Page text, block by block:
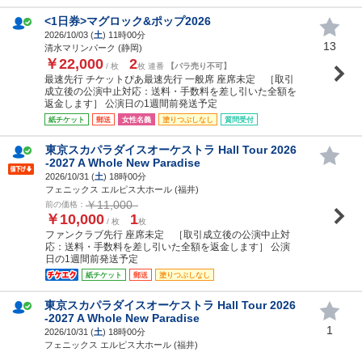
<1日券>マグロック&ポップ2026
2026/10/03 (土) 11時00分
清水マリンパーク (静岡)
￥22,000 / 枚 2枚 連番 【バラ売り不可】
最速先行 チケットぴあ最速先行 一般席 座席未定 ［取引
成立後の公演中止対応：送料・手数料を差し引いた全額を
返金します］ 公演日の1週間前発送予定
紙チケット 郵送 女性名義 塗りつぶしなし 質問受付
13
東京スカパラダイスオーケストラ Hall Tour 2026
-2027 A Whole New Paradise
2026/10/31 (土) 18時00分
フェニックス エルピス大ホール (福井)
前の価格： ￥11,000
￥10,000 / 枚 1枚
ファンクラブ先行 座席未定 ［取引成立後の公演中止対
応：送料・手数料を差し引いた全額を返金します］ 公演
日の1週間前発送予定
紙チケット 郵送 塗りつぶしなし
東京スカパラダイスオーケストラ Hall Tour 2026
-2027 A Whole New Paradise
2026/10/31 (土) 18時00分
フェニックス エルピス大ホール (福井)
1